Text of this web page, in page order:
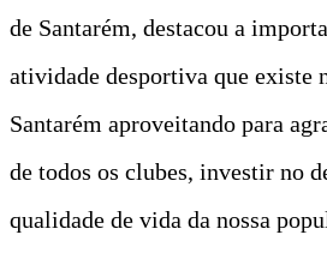
de Santarém, destacou a
atividade desportiva que existe
Santarém aproveitando para
de todos os clubes, investir no
qualidade de vida da nossa